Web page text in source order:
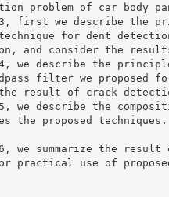
problem of car body
first we describe the
for dent
and consider the
we describe the
filter we proposed
the result of crack
we describe the
the proposed
we summarize the
practical use of